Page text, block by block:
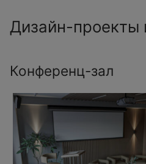
Дизайн-проекты
Конференц-зал